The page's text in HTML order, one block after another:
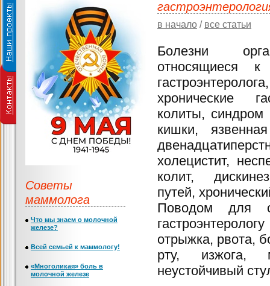
в начало / все статьи
Болезни
относящиеся к
хронические
колиты, синдром
кишки,
холецистит,
колит,
путей,
Поводом для
отрыжка, рвота,
рту, изжога,
неустойчивый
Советы
маммолога
Что мы знаем о молочной
железе?
Всей семьей к маммологу!
«Многоликая» боль в
молочной железе